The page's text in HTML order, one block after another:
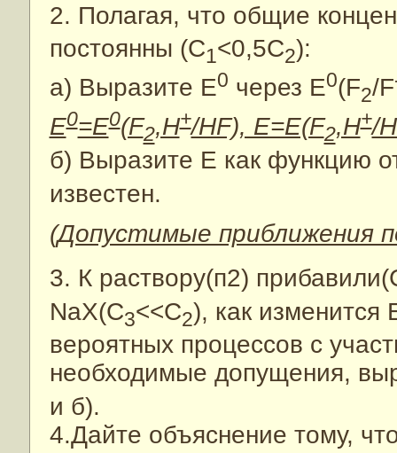
2. Полагая, что общие
постоянны (С1<0,5С2):
а) Выразите E0 через E0(F2/F
E0=E0(F2,H+/HF), E=E(F2,H+/
б) Выразите E как функцию
известен.
(Допустимые приближения
3. К раствору(п2)
NaX(C3<<C2), как изменится
вероятных процессов с
необходимые допущения,
и б).
4.Дайте объяснение тому,